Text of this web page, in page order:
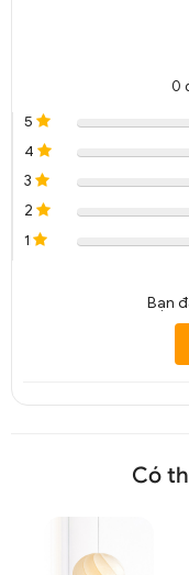
0
5
4
3
2
1
Bạn
Có